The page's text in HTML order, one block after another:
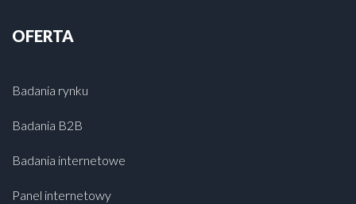
OFERTA
Badania rynku
Badania B2B
Badania internetowe
Panel internetowy